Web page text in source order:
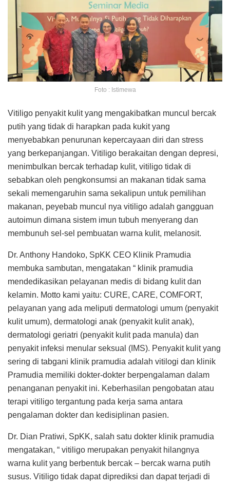
Foto : Istimewa
Vitiligo penyakit kulit yang mengakibatkan muncul bercak
putih yang tidak di harapkan pada kukit yang
menyebabkan penurunan kepercayaan diri dan stress
yang berkepanjangan. Vitiligo berakaitan dengan depresi,
menimbulkan bercak terhadap kulit, vitiligo tidak di
sebabkan oleh pengkonsumsi an makanan tidak sama
sekali memengaruhin sama sekalipun untuk pemilihan
makanan, peyebab muncul nya vitiligo adalah gangguan
autoimun dimana sistem imun tubuh menyerang dan
membunuh sel-sel pembuatan warna kulit, melanosit.
Dr. Anthony Handoko, SpKK CEO Klinik Pramudia
membuka sambutan, mengatakan “ klinik pramudia
mendedikasikan pelayanan medis di bidang kulit dan
kelamin. Motto kami yaitu: CURE, CARE, COMFORT,
pelayanan yang ada meliputi dermatologi umum (penyakit
kulit umum), dermatologi anak (penyakit kulit anak),
dermatologi geriatri (penyakit kulit pada manula) dan
penyakit infeksi menular seksual (IMS). Penyakit kulit yang
sering di tabgani klinik pramudia adalah vitilogi dan klinik
Pramudia memiliki dokter-dokter berpengalaman dalam
penanganan penyakit ini. Keberhasilan pengobatan atau
terapi vitiligo tergantung pada kerja sama antara
pengalaman dokter dan kedisiplinan pasien.
Dr. Dian Pratiwi, SpKK, salah satu dokter klinik pramudia
mengatakan, “ vitiligo merupakan penyakit hilangnya
warna kulit yang berbentuk bercak – bercak warna putih
susus. Vitiligo tidak dapat diprediksi dan dapat terjadi di